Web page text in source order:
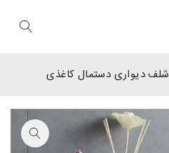
شلف دیواری دستمال کاغذی